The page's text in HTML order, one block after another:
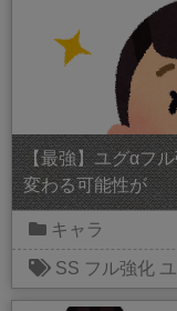
【最強】ユグαフ
変わる可能性が
キャラ
SS フル強化